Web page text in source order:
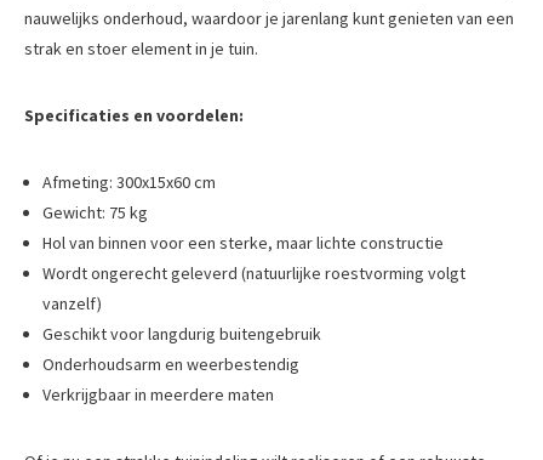
nauwelijks onderhoud, waardoor je jarenlang kunt genieten van een
strak en stoer element in je tuin.
Specificaties en voordelen:
Afmeting: 300x15x60 cm
Gewicht: 75 kg
Hol van binnen voor een sterke, maar lichte constructie
Wordt ongerecht geleverd (natuurlijke roestvorming volgt
vanzelf)
Geschikt voor langdurig buitengebruik
Onderhoudsarm en weerbestendig
Verkrijgbaar in meerdere maten